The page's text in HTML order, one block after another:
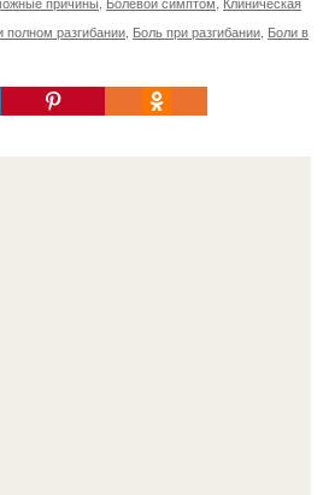
полном разгибании Боль при разгибании Боли в